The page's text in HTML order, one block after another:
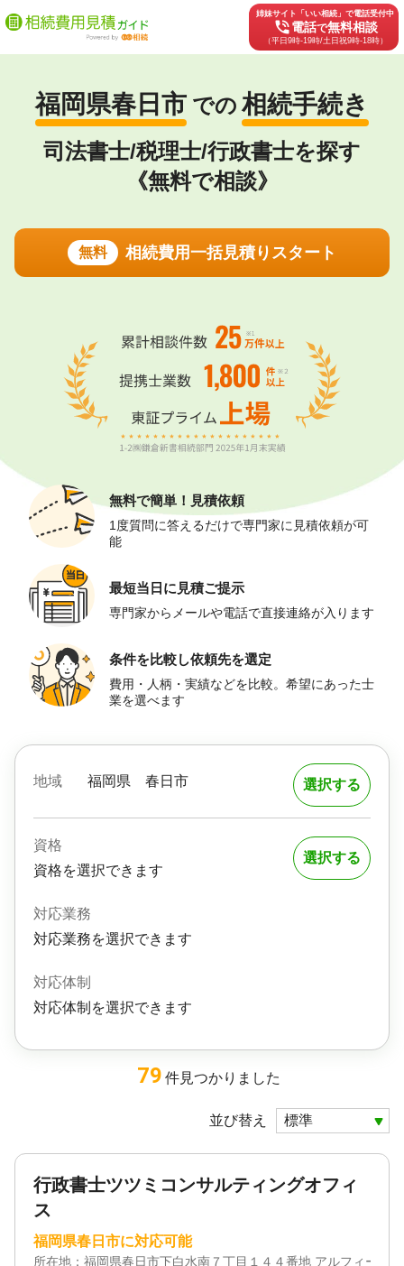
姉妹サイト「いい相続」で電話受付中
phone_in_talk電話で無料相談
（平日9時-19時/土日祝9時-18時）
福岡県春日市 での 相続手続き
司法書士/税理士/行政書士を探す
《無料で相談》
無料 相続費用一括見積りスタート
無料で簡単！ 見積依頼
1度質問に答えるだけで専門家に見積依頼が可
能
最短当日に 見積ご提示
専門家からメールや電話で直接連絡が入ります
条件を比較し依頼先を選定
費用・人柄・実績などを比較。希望にあった士
業を選べます
地域 福岡県 春日市 選択する
資格
資格を選択できます
対応業務
対応業務を選択できます
対応体制
対応体制を選択できます
選択する
79 件見つかりました
並び替え
行政書士ツツミコンサルティングオフィ
ス
福岡県春日市に対応可能
所在地： 福岡県春日市下白水南７丁目１４４番地 アルフィーネ